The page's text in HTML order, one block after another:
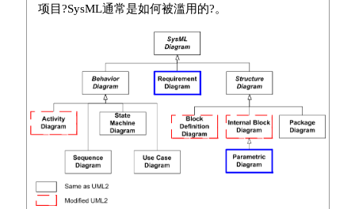
项目?SysML通常是如何被滥用的?。